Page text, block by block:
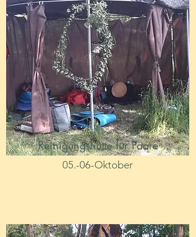
Reinigungshütte für Paare
05.-06-Oktober